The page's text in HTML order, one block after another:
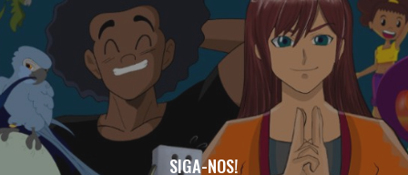
SIGA-NOS!